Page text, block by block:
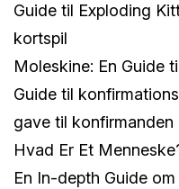
Guide til Exploding
kortspil
Moleskine: En Guide
Guide til
gave til konfirmanden
Hvad Er Et
En In-depth Guide